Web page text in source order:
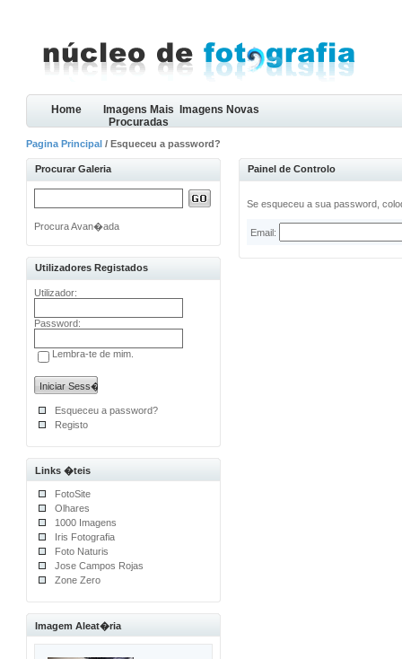
Home
Imagens Mais
Procuradas
Imagens Novas
Pagina Principal / Esqueceu a password?
Procurar Galeria
Procura Avan�ada
Utilizadores Registados
Utilizador:
Password:
Lembra-te de mim.
Esqueceu a password?
Registo
Links �teis
FotoSite
Olhares
1000 Imagens
Iris Fotografia
Foto Naturis
Jose Campos Rojas
Zone Zero
Imagem Aleat�ria
Painel de Controlo
Se esqueceu a sua password,
Email: